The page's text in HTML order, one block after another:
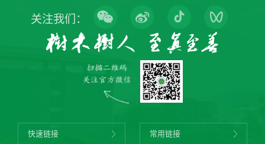
关注我们：
快速链接 常用链接